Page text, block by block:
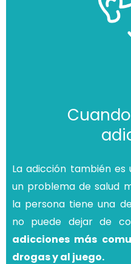
La adicción también
un problema de salud
la persona tiene una
no puede dejar de
adicciones más
drogas y al juego.